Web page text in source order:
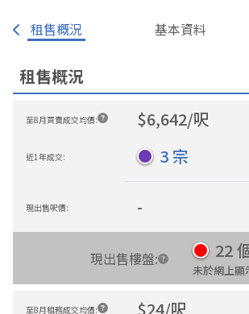
租售概況 基本資料
租售概況
至8月買賣成交均價: $6,642/呎
近1年成交: 3 宗
現出售呎價: -
現出售樓盤: 22
未於網上顯
至8月租務成交均價: $24/呎